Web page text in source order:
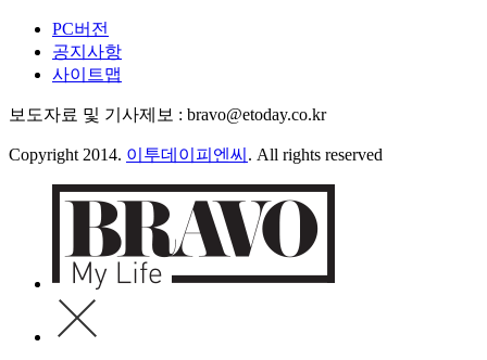
PC버전
공지사항
사이트맵
보도자료 및 기사제보 : bravo@etoday.co.kr
Copyright 2014. 이투데이피엔씨 . All rights reserved